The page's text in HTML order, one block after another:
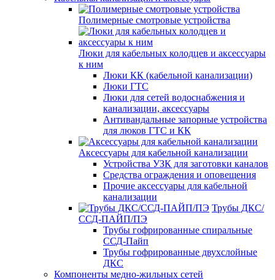
Полимерные смотровые устройства
Люки для кабельных колодцев и аксессуары
к ним
Люки КК (кабельной канализации)
Люки ГТС
Люки для сетей водоснабжения и
канализации, аксессуары
Антивандальные запорные устройства
для люков ГТС и КК
Аксессуары для кабельной канализации
Устройства УЗК для заготовки каналов
Средства ограждения и оповещения
Прочие аксессуары для кабельной
канализации
Трубы ДКС/
ССД-ПАЙП/ПЭ
Трубы гофрированные спиральные
ССД-Пайп
Трубы гофрированные двухслойные
ДКС
Компоненты медно-жильных сетей